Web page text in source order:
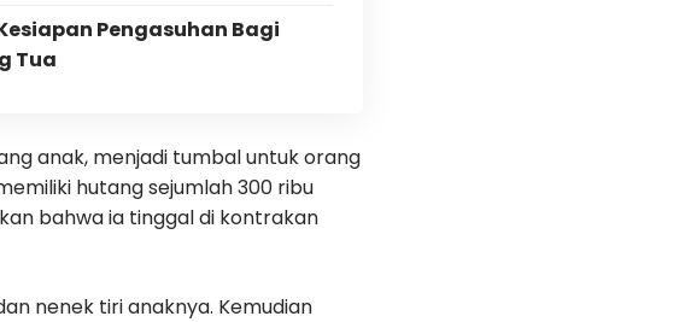
Pengasuhan Bagi
Tua
anak, menjadi tumbal untuk orang
hutang sejumlah 300 ribu
bahwa ia tinggal di kontrakan
nenek tiri anaknya. Kemudian